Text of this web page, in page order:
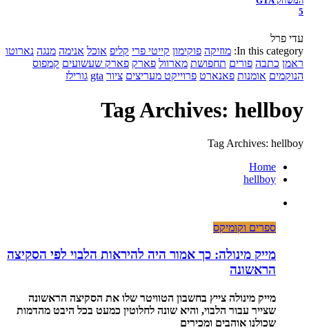
5
עדי פרל
In this category: מוזיקה פוקימון קייטי פרי קליפ אוכל אנימה מנגה נארוטו
ראמן כתבה פורים תחפושת מארוול פארק פארק שעשועים קמפוס
הנוקמים אומנות פאנארט פרוייקט מעריצים ציור gta גורילז
Tag Archives: hellboy
Tag Archives: hellboy
Home
hellboy
ספרים וקומיקס
מייק מינולה: כך אמור היה להיראות הלבוי לפי הסקיצה
הראשונה
מייק מינולה צייץ בחשבון הטוויטר שלו את הסקיצה הראשונה
שצייר עבור הלבוי, והיא שונה לחלוטין כמעט בכל היבט מהדמות
שכולנו אוהבים ומכירים